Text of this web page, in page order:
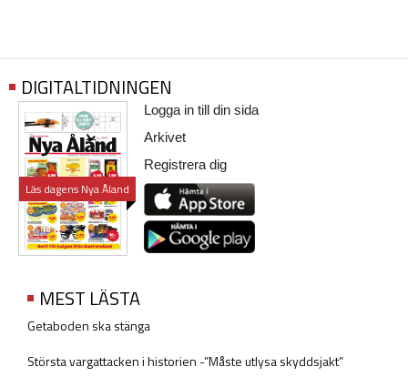
DIGITALTIDNINGEN
Läs dagens Nya Åland
Logga in till din sida
Arkivet
Registrera dig
MEST LÄSTA
Getaboden ska stänga
Största vargattacken i historien -”Måste utlysa skyddsjakt”